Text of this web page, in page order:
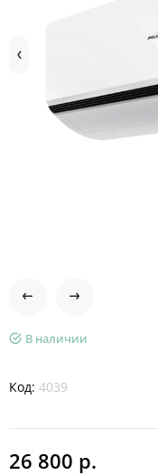
В наличии
Код: 4039
26 800 р.